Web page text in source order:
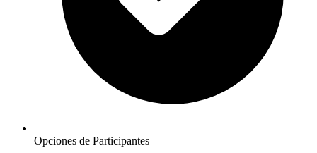
Opciones de Participantes